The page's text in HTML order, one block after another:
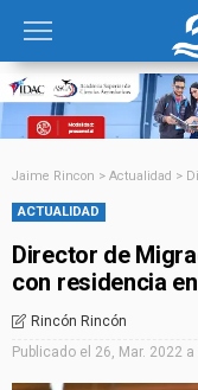
Jaime Rincon > Actualidad >
ACTUALIDAD
Director de
con residencia
Rincón Rincón
Publicado el 26, Mar. 2022 a